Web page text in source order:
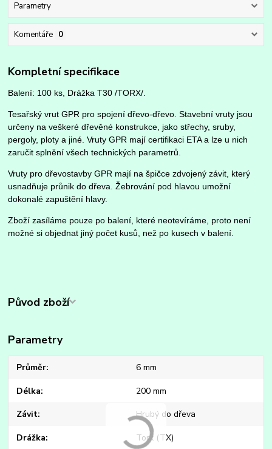
Parametry
Komentáře 0
Kompletní specifikace
Balení: 100 ks, Drážka T30 /TORX/.
Tesařský vrut GPR pro spojení dřevo-dřevo. Stavební vruty jsou
určeny na veškeré dřevěné konstrukce, jako střechy, sruby,
pergoly, ploty a jiné. Vruty GPR mají certifikaci ETA a lze u nich
zaručit splnění všech technických parametrů.
Vruty pro dřevostavby GPR mají na špičce zdvojený závit, který
usnadňuje průnik do dřeva. Žebrování pod hlavou umožní
dokonalé zapuštění hlavy.
Zboží zasíláme pouze po balení, které neotevíráme, proto není
možné si objednat jiný počet kusů, než po kusech v balení.
Původ zboží
Parametry
Průměr 6 mm
Délka 200 mm
Závit Hrubý do dřeva
Drážka Torx (TX)